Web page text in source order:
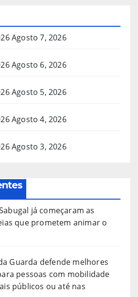
Agosto 7, 2026
Agosto 6, 2026
Agosto 5, 2026
Agosto 4, 2026
Agosto 3, 2026
já começaram as
que prometem animar o
Guarda defende melhores
pessoas com mobilidade
públicos ou até nas